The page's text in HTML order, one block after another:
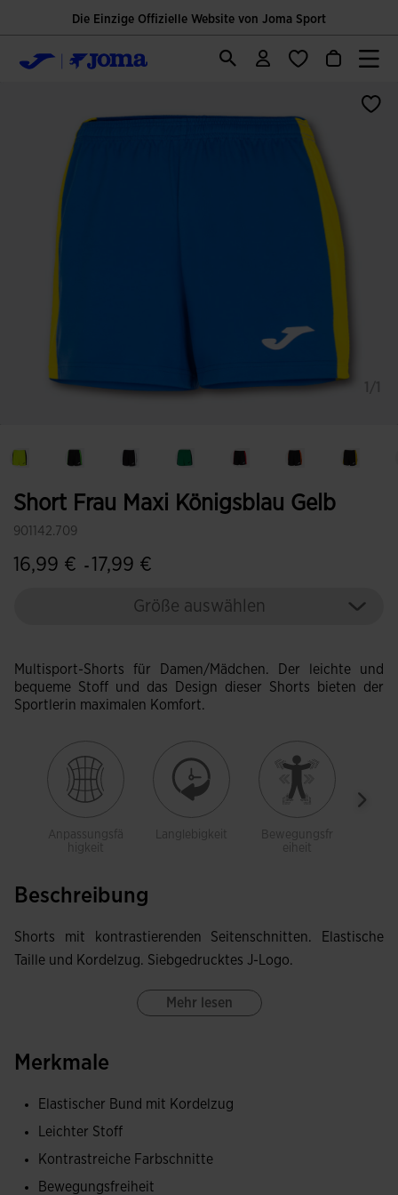
Die Einzige Offizielle Website von Joma Sport
Short Frau Maxi Königsblau Gelb
901142.709
16,99 € - 17,99 €
Größe auswählen
Multisport-Shorts für Damen/Mädchen. Der leichte und
bequeme Stoff und das Design dieser Shorts bieten der
Sportlerin maximalen Komfort.
Anpassungsfä
higkeit
Langlebigkeit
Bewegungsfr
eiheit
Beschreibung
Shorts mit kontrastierenden Seitenschnitten. Elastische
Taille und Kordelzug. Siebgedrucktes J-Logo.
Mehr lesen
Merkmale
Elastischer Bund mit Kordelzug
Leichter Stoff
Kontrastreiche Farbschnitte
Bewegungsfreiheit